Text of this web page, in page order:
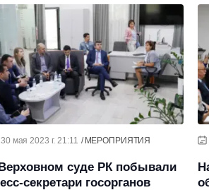
30 мая 2023 г. 21:11 МЕРОПРИЯТИЯ
суде РК побывали
секретари госорганов